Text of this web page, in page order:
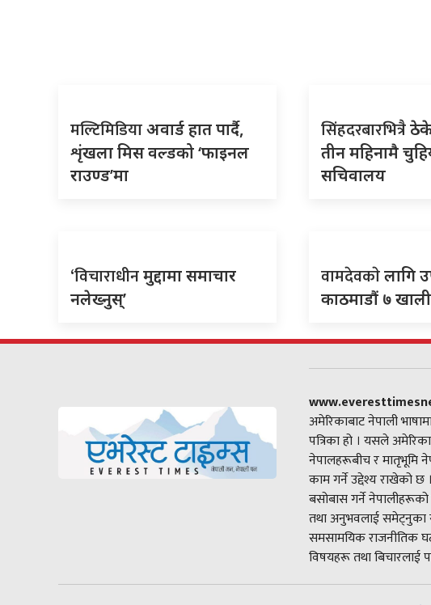
मल्टिमिडियाअवार्ड हात पार्दै,
शृंखला मिस वल्डको ‘फाइनल
राउण्ड’मा
सिंहदरबारभित्रै
तीन महिनामै
सचिवालय
‘विचाराधीनमुद्दामा समाचार
नलेख्नुस्’
वामदेवकाेलागि
काठमाडौं ७ खाली
अमेरिकाबाट नेपाली
पत्रिका हो । यसले
नेपालहरूबीच र मातृभूमि
काम गर्ने उद्देश्य राखेको
बसोबास गर्ने
तथा अनुभवलाई समेट्नुका
समसामयिक राजनीतिक
विषयहरू तथा बिचारलाई